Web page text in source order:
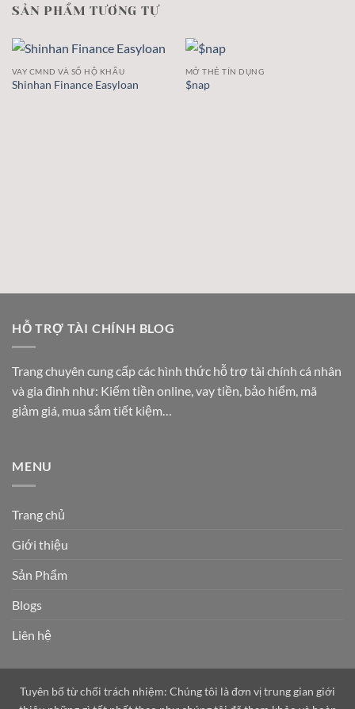
SẢN PHẨM TƯƠNG TỰ
VAY CMND VÀ SỔ HỘ KHẨU
Shinhan Finance Easyloan
MỞ THẺ TÍN DỤNG
$nap
HỖ TRỢ TÀI CHÍNH BLOG
Trang chuyên cung cấp các hình thức hỗ trợ tài chính cá nhân
và gia đình như: Kiếm tiền online, vay tiền, bảo hiểm, mã
giảm giá, mua sắm tiết kiệm…
MENU
Trang chủ
Giới thiệu
Sản Phẩm
Blogs
Liên hệ
Tuyên bố từ chối trách nhiệm: Chúng tôi là đơn vị trung gian giới